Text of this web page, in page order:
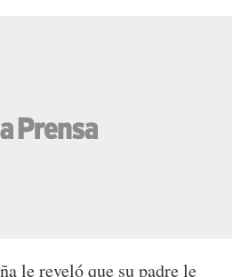
le reveló que su padre le